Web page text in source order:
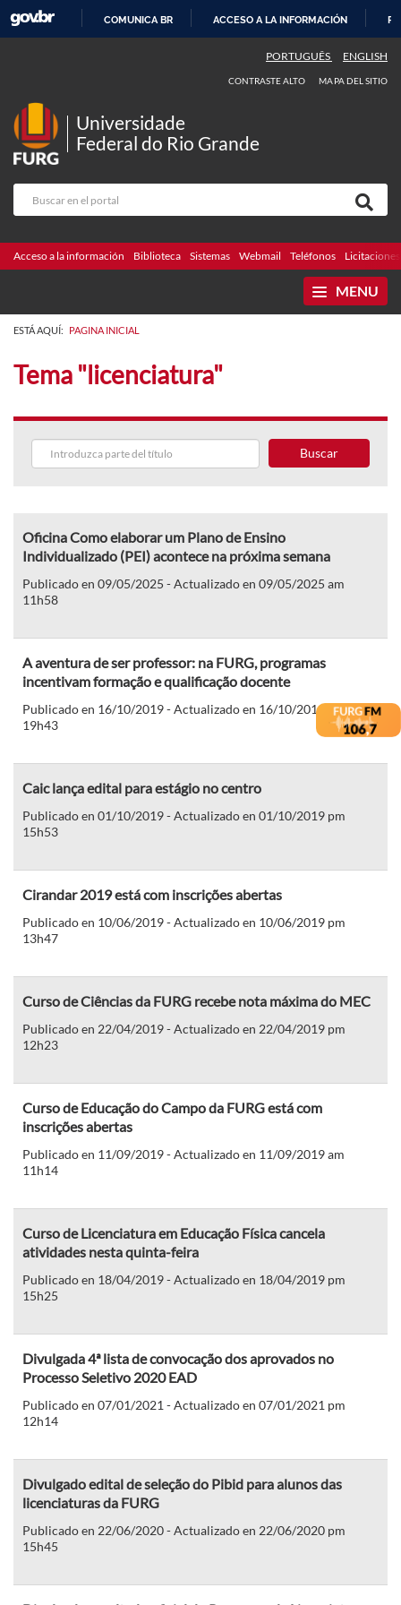
CONTENIDO
COMUNICA BR ACCESO A LA INFORMACIÓN
PORTUGUÊS ENGLISH
CONTRASTE ALTO MAPA DEL SITIO
Universidade
Federal do Rio Grande
Acceso a la información Biblioteca Sistemas Webmail Teléfonos Licitaciones
MENU
ESTÁ AQUÍ: PAGINA INICIAL
Tema "licenciatura"
Buscar
Oficina Como elaborar um Plano de Ensino
Individualizado (PEI) acontece na próxima semana
Publicado en 09/05/2025 - Actualizado en 09/05/2025 am
11h58
A aventura de ser professor: na FURG, programas
incentivam formação e qualificação docente
Publicado en 16/10/2019 - Actualizado en 16/10/2019 pm
19h43
Caic lança edital para estágio no centro
Publicado en 01/10/2019 - Actualizado en 01/10/2019 pm
15h53
Cirandar 2019 está com inscrições abertas
Publicado en 10/06/2019 - Actualizado en 10/06/2019 pm
13h47
Curso de Ciências da FURG recebe nota máxima do MEC
Publicado en 22/04/2019 - Actualizado en 22/04/2019 pm
12h23
Curso de Educação do Campo da FURG está com
inscrições abertas
Publicado en 11/09/2019 - Actualizado en 11/09/2019 am
11h14
Curso de Licenciatura em Educação Física cancela
atividades nesta quinta-feira
Publicado en 18/04/2019 - Actualizado en 18/04/2019 pm
15h25
Divulgada 4ª lista de convocação dos aprovados no
Processo Seletivo 2020 EAD
Publicado en 07/01/2021 - Actualizado en 07/01/2021 pm
12h14
Divulgado edital de seleção do Pibid para alunos das
licenciaturas da FURG
Publicado en 22/06/2020 - Actualizado en 22/06/2020 pm
15h45